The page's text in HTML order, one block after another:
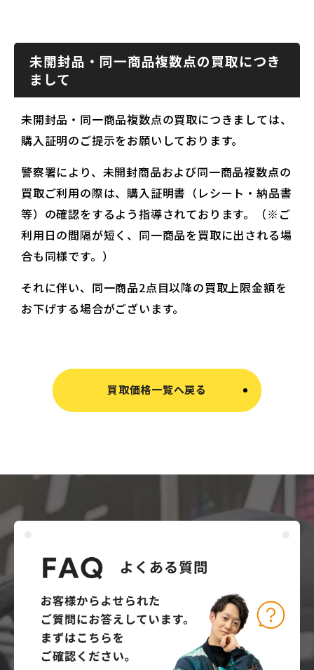
未開封品・同一商品複数点の買取につき
まして
未開封品・同一商品複数点の買取につきましては、
購入証明のご提示をお願いしております。
警察署により、未開封商品および同一商品複数点の
買取ご利用の際は、購入証明書（レシート・納品書
等）の確認をするよう指導されております。（※ご
利用日の間隔が短く、同一商品を買取に出される場
合も同様です。）
それに伴い、同一商品2点目以降の買取上限金額を
お下げする場合がございます。
買取価格一覧へ戻る